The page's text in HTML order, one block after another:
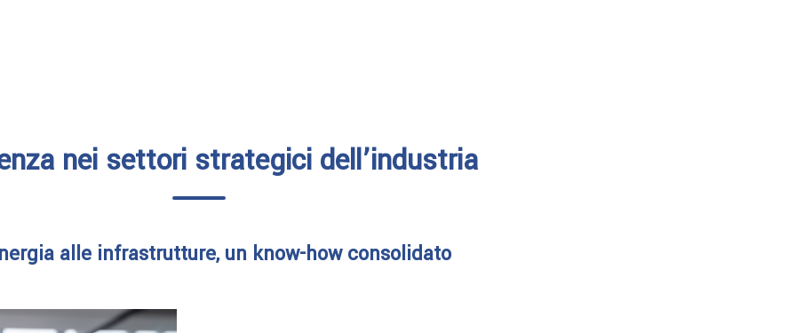
nei settori strategici dell’industria
alle infrastrutture, un know-how consolidato